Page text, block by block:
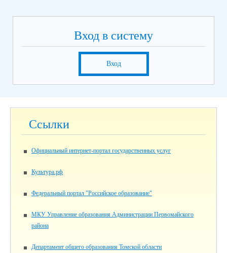
Вход в систему
Вход
Ссылки
Официальный интернет-портал государственных услуг
Культура.рф
Федеральный портал "Российское образование"
МКУ Управление образования Администрации Первомайского
района
Департамент общего образования Томской области